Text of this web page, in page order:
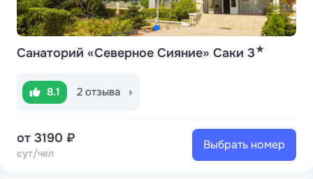
Санаторий «Северное Сияние» Саки 3★
8.1 2 отзыва
от 3190 ₽
сут/чел
Выбрать номер